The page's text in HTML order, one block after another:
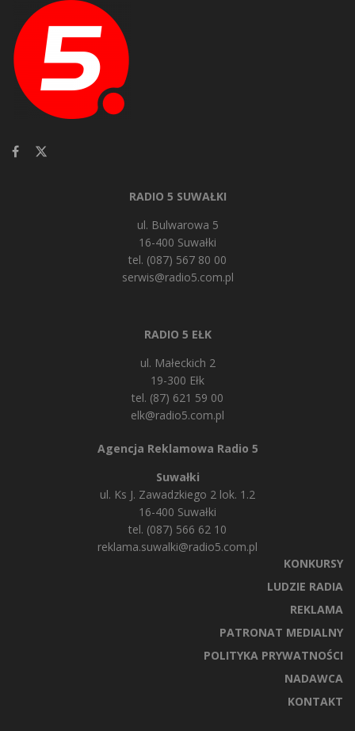
RADIO 5 SUWAŁKI
ul. Bulwarowa 5
16-400 Suwałki
tel. (087) 567 80 00
serwis@radio5.com.pl
RADIO 5 EŁK
ul. Małeckich 2
19-300 Ełk
tel. (87) 621 59 00
elk@radio5.com.pl
Agencja Reklamowa Radio 5
Suwałki
ul. Ks J. Zawadzkiego 2 lok. 1.2
16-400 Suwałki
tel. (087) 566 62 10
reklama.suwalki@radio5.com.pl
KONKURSY
LUDZIE RADIA
REKLAMA
PATRONAT MEDIALNY
POLITYKA PRYWATNOŚCI
NADAWCA
KONTAKT